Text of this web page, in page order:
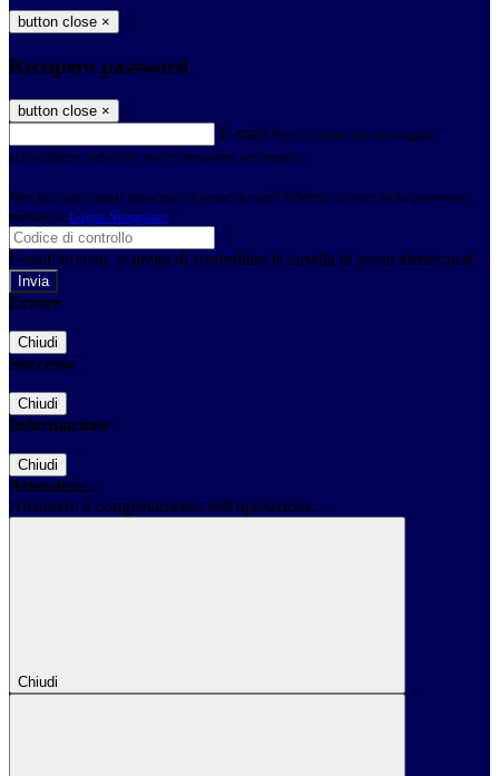
button close ×
Recupero password
button close ×
E-mail Verrà inviato un messaggio
all'indirizzo indicato con le istruzioni necessarie.
Non hai una e-mail associata al nome utente? Effettua il reset della password
tramite la Login Spaggiari
E-mail inviata, si prega di controllare la casella di posta elettronica!
Errore
Chiudi
Successo
Chiudi
Informazione
Chiudi
Attendere...
Attendere il completamento dell'operazione...
Chiudi